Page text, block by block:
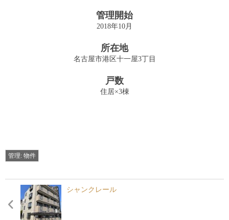
Management
Archives
Building
お問い合わせ
各種申請
管理開始
2018年10月
所在地
名古屋市港区十一屋3丁目
戸数
住居×3棟
管理: 物件
シャンクレール